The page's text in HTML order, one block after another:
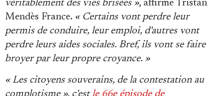
véritablement des vies brisées », affirme Tristan
Mendès France. « Certains vont perdre leur
permis de conduire, leur emploi, d'autres vont
perdre leurs aides sociales. Bref, ils vont se faire
broyer par leur propre croyance. »
« Les citoyens souverains, de la contestation au
complotisme », c'estle 66e épisode de